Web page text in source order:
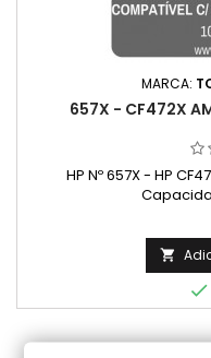
MARCA:
657X - CF472X
HP Nº 657X - HP

